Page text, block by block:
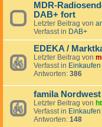
MDR-
DAB+ fort
Letzter Beitrag von
Verfasst in DAB+
EDEKA /
Letzter Beitrag von
Verfasst in
Antworten: 386
famila
Letzter Beitrag von
Verfasst in
Antworten: 148